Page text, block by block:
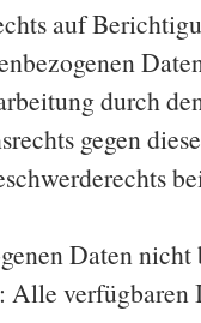
auf
durch
gegen
Daten
Alle